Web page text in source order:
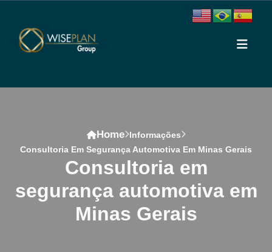
Home Informações
Consultoria Em Segurança Automotiva Em Minas Gerais
consultoria em
segurança automotiva em
Minas Gerais